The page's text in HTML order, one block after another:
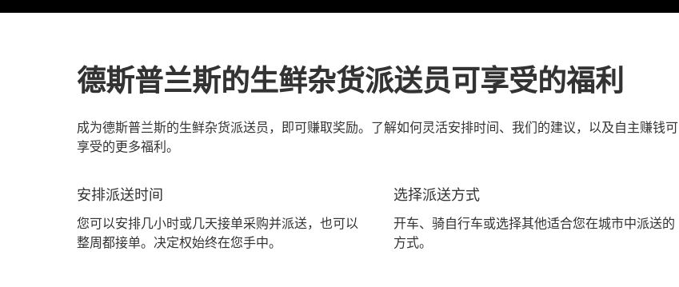
德斯普兰斯的生鲜杂货派送员可享受的福利
成为德斯普兰斯的生鲜杂货派送员，即可赚取奖励。了解如何灵活安排时间、我们的建议，以及自主赚钱可
享受的更多福利。
安排派送时间
您可以安排几小时或几天接单采购并派送，也可以
整周都接单。决定权始终在您手中。
选择派送方式
开车、骑自行车或选择其他适合您在城市中派送的
方式。